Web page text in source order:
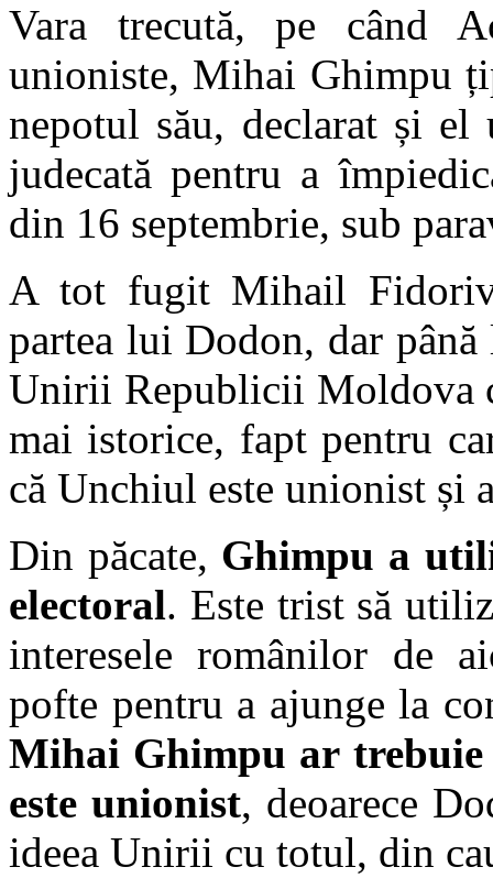
Vara trecută, pe când
unioniste, Mihai Ghimpu
nepotul său, declarat și
judecată pentru a
din 16 septembrie, sub
A tot fugit Mihail
partea lui Dodon, dar
Unirii Republicii Moldova
mai istorice, fapt pentru
că Unchiul este unionist și
Din păcate, Ghimpu a
electoral. Este trist să
interesele românilor de
pofte pentru a ajunge la
Mihai Ghimpu ar trebuie
este unionist, deoarece
ideea Unirii cu totul, din